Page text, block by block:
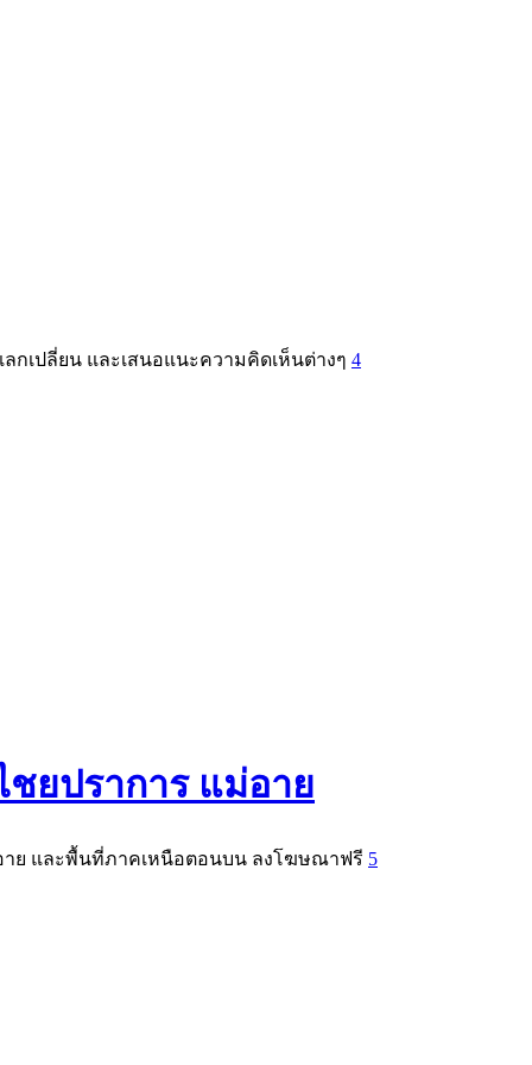
เปลี่ยน และเสนอแนะความคิดเห็นต่างๆ 4
ยปราการ แม่อาย
าย และพื้นที่ภาคเหนือตอนบน ลงโฆษณาฟรี 5